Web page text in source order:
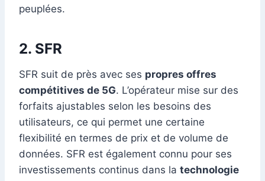
peuplées.
2. SFR
SFR suit de près avec ses propres offres
compétitives de 5G. L’opérateur mise sur des
forfaits ajustables selon les besoins des
utilisateurs, ce qui permet une certaine
flexibilité en termes de prix et de volume de
données. SFR est également connu pour ses
investissements continus dans la technologie